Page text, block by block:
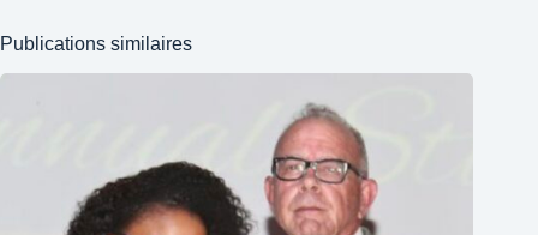
Publications similaires